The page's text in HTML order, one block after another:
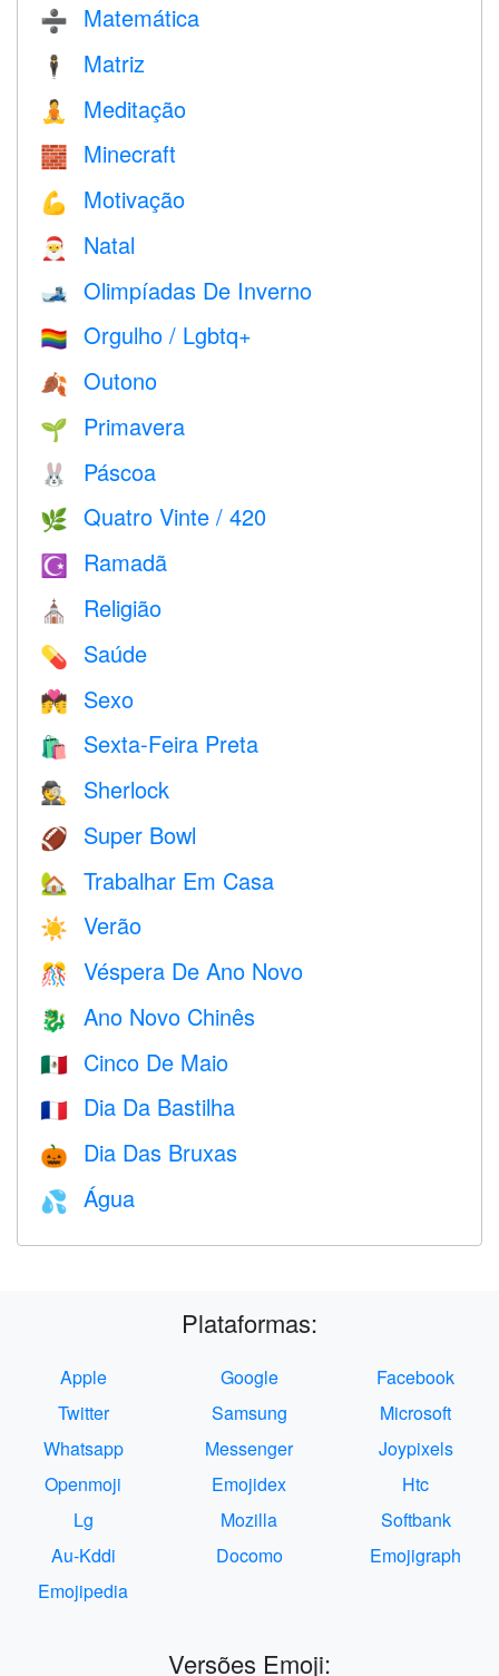
➗ Matemática
🕴️ Matriz
🧘 Meditação
🧱 Minecraft
💪 Motivação
🎅 Natal
🎿 Olimpíadas De Inverno
🏳️‍🌈 Orgulho / Lgbtq+
🍂 Outono
🌱 Primavera
🐰 Páscoa
🌿 Quatro Vinte / 420
☪️ Ramadã
⛪️ Religião
💊 Saúde
💏 Sexo
🛍 Sexta-Feira Preta
🕵️ Sherlock
🏈 Super Bowl
🏡 Trabalhar Em Casa
☀️ Verão
🎊 Véspera De Ano Novo
🐉 Ano Novo Chinês
🇲🇽 Cinco De Maio
🇫🇷 Dia Da Bastilha
🎃 Dia Das Bruxas
💦 Água
Plataformas:
Apple Google
Facebook
Twitter
Samsung
Microsoft
Whatsapp
Messenger
Joypixels
Openmoji
Emojidex
Htc
Lg
Mozilla
Softbank
Au-Kddi
Docomo
Emojigraph
Emojipedia
Versões Emoji: